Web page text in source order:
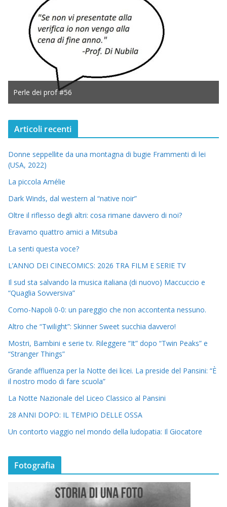
Perle dei prof #56
Articoli recenti
Donne seppellite da una montagna di bugie Frammenti di lei
(USA, 2022)
La piccola Amélie
Dark Winds, dal western al “native noir”
Oltre il riflesso degli altri: cosa rimane davvero di noi?
Eravamo quattro amici a Mitsuba
La senti questa voce?
L’ANNO DEI CINECOMICS: 2026 TRA FILM E SERIE TV
Il sud sta salvando la musica italiana (di nuovo) Maccuccio e
“Quaglia Sovversiva”
Como-Napoli 0-0: un pareggio che non accontenta nessuno.
Altro che “Twilight”: Skinner Sweet succhia davvero!
Mostri, Bambini e serie tv. Rileggere “It” dopo “Twin Peaks” e
“Stranger Things”
Grande affluenza per la Notte dei licei. La preside del Pansini: “È
il nostro modo di fare scuola”
La Notte Nazionale del Liceo Classico al Pansini
28 ANNI DOPO: IL TEMPIO DELLE OSSA
Un contorto viaggio nel mondo della ludopatia: Il Giocatore
Fotografia